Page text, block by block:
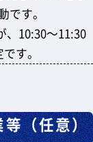
です。
、10:30～11:30
す。
（任意）